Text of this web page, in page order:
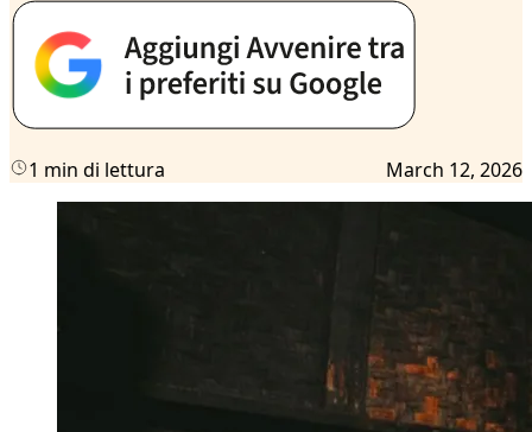
1 min di lettura March 12, 2026